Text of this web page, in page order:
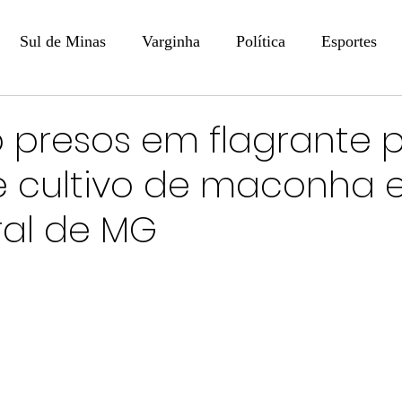
Sul de Minas Varginha Política Esportes
SindJori Internacional Coluna Jurídica
presos em flagrante
cultivo de maconha
de MG